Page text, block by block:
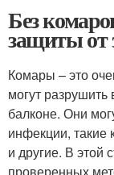
Без
защиты от
Комары – это
могут
балконе. Они
инфекции, такие
и другие. В этой